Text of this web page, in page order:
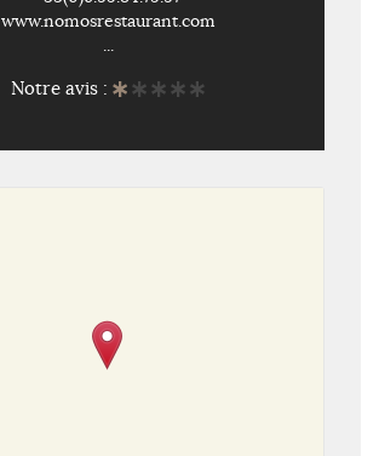
www.nomosrestaurant.com
...
Notre avis :